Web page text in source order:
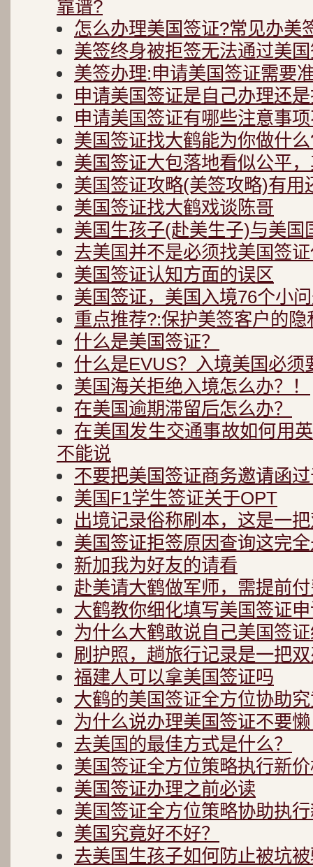
靠谱?
怎么办理美国签证?常见办美
美签终身被拒签无法通过美
美签办理:申请美国签证需要
申请美国签证是自己办理还
申请美国签证有哪些注意事
美国签证找大鹤能为你做什
美国签证大包落地看似公平
美国签证攻略(美签攻略)有用
美国签证找大鹤戏谈陈哥
美国生孩子(赴美生子)与美国
去美国并不是必须找美国签
美国签证认知方面的误区
美国签证，美国入境76个小
重点推荐?:保护美签客户的隐
什么是美国签证？
什么是EVUS？入境美国必须
美国海关拒绝入境怎么办？！
在美国逾期滞留后怎么办？
在美国发生交通事故如何用
不能说
不要把美国签证商务邀请函
美国F1学生签证关于OPT
出境记录俗称刷本，这是一
美国签证拒签原因查询这完
新加我为好友的请看
赴美请大鹤做军师，需提前
大鹤教你细化填写美国签证
为什么大鹤敢说自己美国签
刷护照，趟旅行记录是一把
福建人可以拿美国签证吗
大鹤的美国签证全方位协助
为什么说办理美国签证不要
去美国的最佳方式是什么？
美国签证全方位策略执行新
美国签证办理之前必读
美国签证全方位策略协助执
美国究竟好不好？
去美国生孩子如何防止被坑